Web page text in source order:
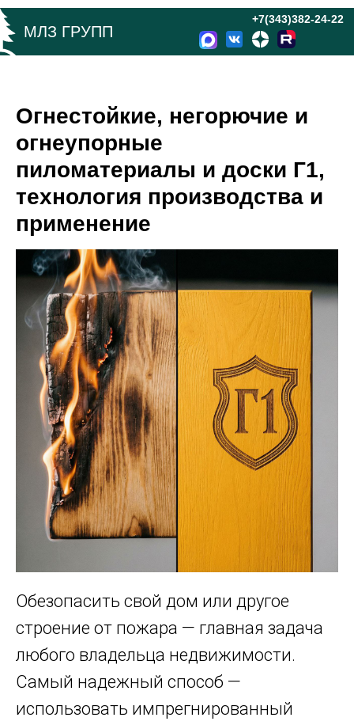
МЛЗ ГРУПП
+7(343)382-24-22
Огнестойкие, негорючие и
огнеупорные
пиломатериалы и доски Г1,
технология производства и
применение
Обезопасить свой дом или другое
строение от пожара — главная задача
любого владельца недвижимости.
Самый надежный способ —
использовать импрегнированный